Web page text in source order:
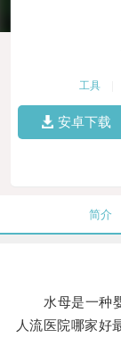
工具
安卓下载
简介
水母是一种婴
人流医院哪家好